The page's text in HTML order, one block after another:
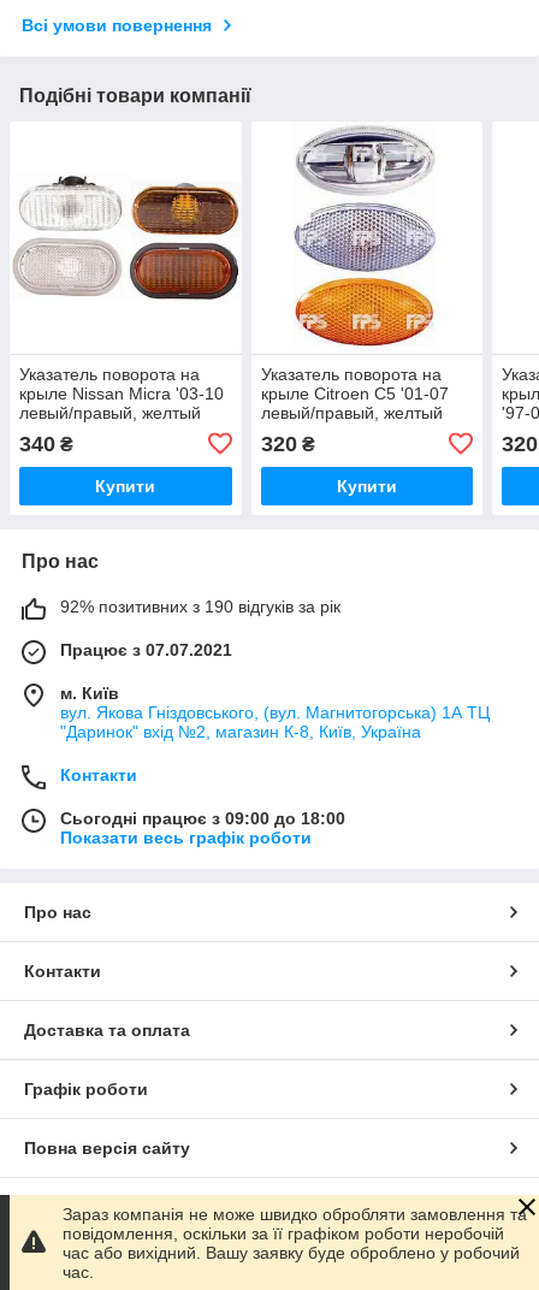
Всі умови повернення
Подібні товари компанії
Указатель поворота на
крыле Nissan Micra '03-10
левый/правый, желтый
340 ₴
Купити
Указатель поворота на
крыле Citroen C5 '01-07
левый/правый, желтый
320₴
Купити
'97-
320
Про нас
92% позитивних з 190 відгуків за рік
Працює з 07.07.2021
м. Київ
вул. Якова Гніздовського, (вул. Магнитогорська) 1А ТЦ
"Даринок" вхід №2, магазин К-8, Київ, Україна
Контакти
Сьогодні працює з 09:00 до 18:00
Показати весь графік роботи
Про нас
Контакти
Доставка та оплата
Графік роботи
Повна версія сайту
Сайт створено на маркетплейсі Prom.ua
Політика конфіденційності
Зараз компанія не може швидко обробляти замовлення та
повідомлення, оскільки за її графіком роботи неробочій
час або вихідний. Вашу заявку буде оброблено у робочий
час.